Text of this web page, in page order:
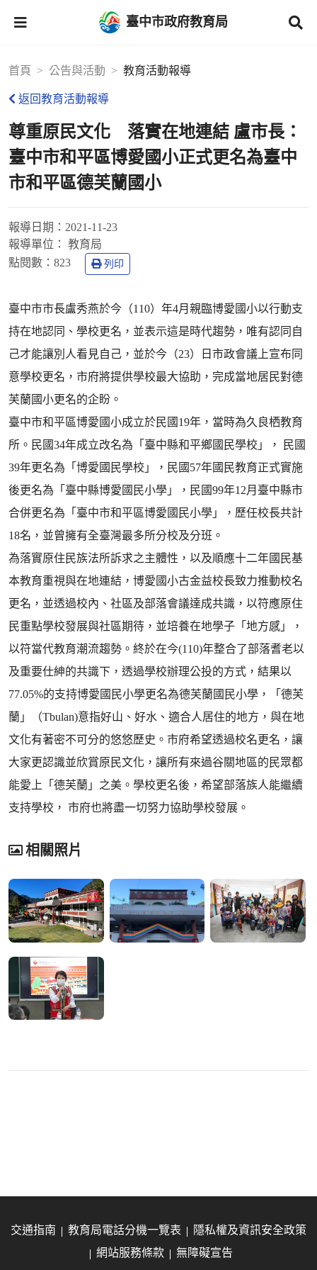
臺中市政府教育局
首頁 公告與活動 教育活動報導
返回教育活動報導
尊重原民文化 落實在地連結 盧市長：
臺中市和平區博愛國小正式更名為臺中
市和平區德芙蘭國小
報導日期： 2021-11-23
報導單位：
教育局
點閱數： 823 列印
臺中市市長盧秀燕於今（110）年4月親臨博愛國小以行動支
持在地認同、學校更名，並表示這是時代趨勢，唯有認同自
己才能讓別人看見自己，並於今（23）日市政會議上宣布同
意學校更名，市府將提供學校最大協助，完成當地居民對德
芙蘭國小更名的企盼。
臺中市和平區博愛國小成立於民國19年，當時為久良栖教育
所。民國34年成立改名為「臺中縣和平鄉國民學校」， 民國
39年更名為「博愛國民學校」，民國57年國民教育正式實施
後更名為「臺中縣博愛國民小學」，民國99年12月臺中縣市
合併更名為「臺中市和平區博愛國民小學」，歷任校長共計
18名，並曾擁有全臺灣最多所分校及分班。
為落實原住民族法所訴求之主體性，以及順應十二年國民基
本教育重視與在地連結，博愛國小古金益校長致力推動校名
更名，並透過校內、社區及部落會議達成共識，以符應原住
民重點學校發展與社區期待，並培養在地學子「地方感」，
以符當代教育潮流趨勢。終於在今(110)年整合了部落耆老以
及重要仕紳的共識下，透過學校辦理公投的方式，結果以
77.05%的支持博愛國民小學更名為德芙蘭國民小學，「德芙
蘭」（Tbulan)意指好山、好水、適合人居住的地方，與在地
文化有著密不可分的悠悠歷史。市府希望透過校名更名，讓
大家更認識並欣賞原民文化，讓所有來過谷關地區的民眾都
能愛上「德芙蘭」之美。學校更名後，希望部落族人能繼續
支持學校， 市府也將盡一切努力協助學校發展。
相關照片
交通指南 教育局電話分機一覽表
隱私權及資訊安全政策
網站服務條款
無障礙宣告